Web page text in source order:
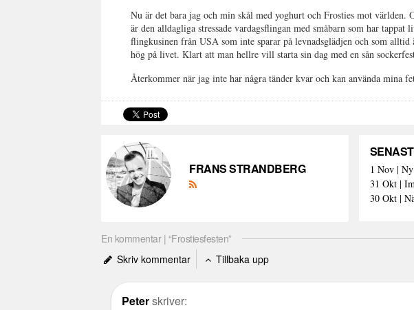
Nu är det bara jag och min skål med yoghurt och Frosties mot världen.
är den alldagliga stressade vardagsflingan med småbarn som har tappat
flingkusinen från USA som inte sparar på levnadsglädjen och som
hög på livet. Klart att man hellre vill starta sin dag med en sån
Återkommer när jag inte har några tänder kvar och kan använda mina
FRANS STRANDBERG
1 Nov |
31 Okt |
30 Okt |
En kommentar | “Frostiesfesten”
Skriv kommentar
Tillbaka upp
Peterskriver: